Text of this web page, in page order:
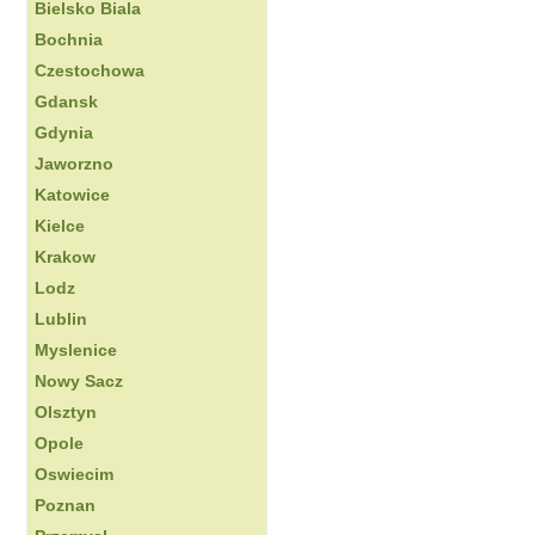
Bielsko Biala
Bochnia
Czestochowa
Gdansk
Gdynia
Jaworzno
Katowice
Kielce
Krakow
Lodz
Lublin
Myslenice
Nowy Sacz
Olsztyn
Opole
Oswiecim
Poznan